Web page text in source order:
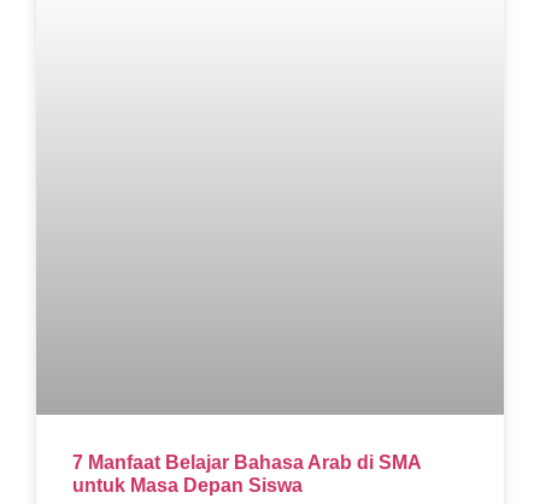
7 Manfaat Belajar Bahasa Arab di SMA
untuk Masa Depan Siswa